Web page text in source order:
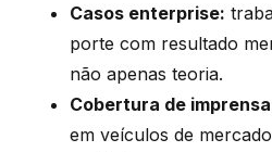
Casos enterprise:
porte com resultado
não apenas teoria.
Cobertura de
em veículos de